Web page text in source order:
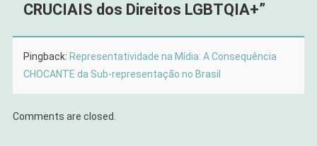
CRUCIAIS dos Direitos LGBTQIA+”
Pingback: Representatividade na Mídia: A Consequência
CHOCANTE da Sub-representação no Brasil
Comments are closed.